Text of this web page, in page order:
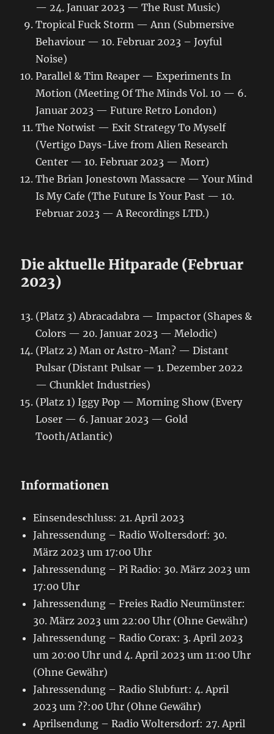
— 24. Januar 2023 — The Rust Music)
Tropical Fuck Storm — Ann (Submersive
Behaviour — 10. Februar 2023 – Joyful
Noise)
Parallel & Tim Reaper — Experiments In
Motion (Meeting Of The Minds Vol. 10 — 6.
Januar 2023 — Future Retro London)
The Notwist — Exit Strategy To Myself
(Vertigo Days-Live from Alien Research
Center — 10. Februar 2023 — Morr)
The Brian Jonestown Massacre — Your Mind
Is My Cafe (The Future Is Your Past — 10.
Februar 2023 — A Recordings LTD.)
Die aktuelle Hitparade (Februar
2023)
(Platz 3) Abracadabra — Impactor (Shapes &
Colors — 20. Januar 2023 — Melodic)
(Platz 2) Man or Astro-Man? — Distant
Pulsar (Distant Pulsar — 1. Dezember 2022
— Chunklet Industries)
(Platz 1) Iggy Pop — Morning Show (Every
Loser — 6. Januar 2023 — Gold
Tooth/Atlantic)
Informationen
Einsendeschluss: 21. April 2023
Jahressendung – Radio Woltersdorf: 30.
März 2023 um 17:00 Uhr
Jahressendung – Pi Radio: 30. März 2023 um
17:00 Uhr
Jahressendung – Freies Radio Neumünster:
30. März 2023 um 22:00 Uhr (Ohne Gewähr)
Jahressendung – Radio Corax: 3. April 2023
um 20:00 Uhr und 4. April 2023 um 11:00 Uhr
(Ohne Gewähr)
Jahressendung – Radio Slubfurt: 4. April
2023 um ??:00 Uhr (Ohne Gewähr)
Aprilsendung – Radio Woltersdorf: 27. April